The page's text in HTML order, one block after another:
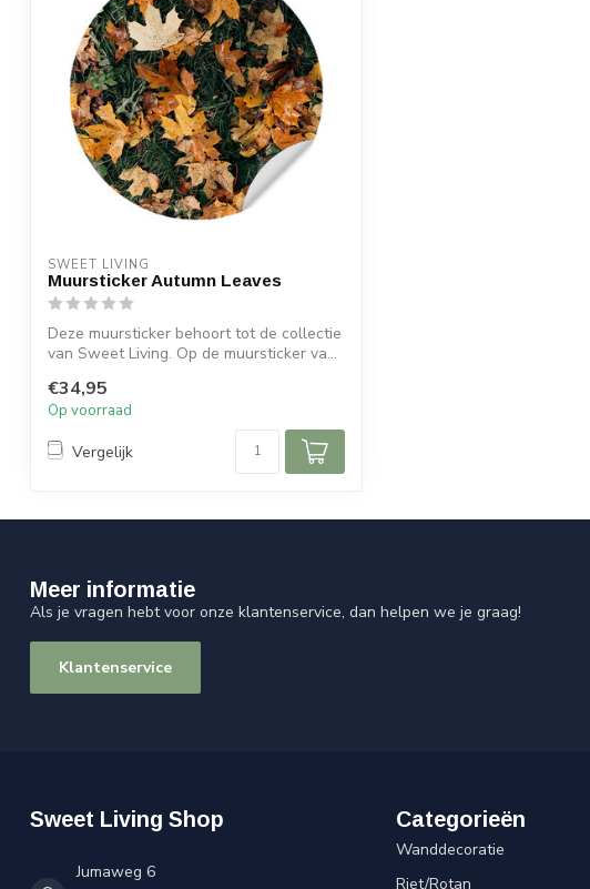
SWEET LIVING
Muursticker Autumn Leaves
Deze muursticker behoort tot de collectie
van Sweet Living. Op de muursticker va...
€34,95
Op voorraad
Vergelijk
Meer informatie
Als je vragen hebt voor onze klantenservice, dan helpen we je graag!
Klantenservice
Sweet Living Shop
Jumaweg 6
Categorieën
Wanddecoratie
Riet/Rotan